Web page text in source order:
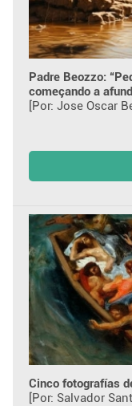
Padre Beozzo:
começando a
[Por: Jose Oscar
Cinco fotografías
[Por: Salvador